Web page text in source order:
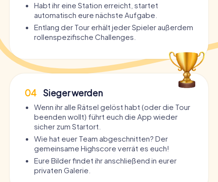
Habt ihr eine Station erreicht, startet
automatisch eure nächste Aufgabe.
Entlang der Tour erhält jeder Spieler außerdem
rollenspezifische Challenges.
04 Sieger werden
Wenn ihr alle Rätsel gelöst habt (oder die Tour
beenden wollt) führt euch die App wieder
sicher zum Startort.
Wie hat euer Team abgeschnitten? Der
gemeinsame Highscore verrät es euch!
Eure Bilder findet ihr anschließend in eurer
privaten Galerie.